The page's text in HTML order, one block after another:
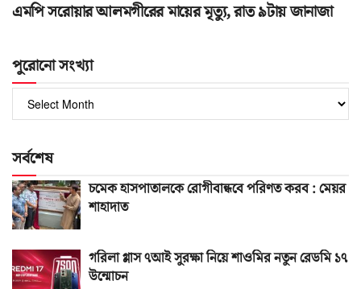
এমপি সরোয়ার আলমগীরের মায়ের মৃত্যু, রাত ৯টায় জানাজা
পুরোনো সংখ্যা
পুরোনো
সংখ্যা
সর্বশেষ
চমেক হাসপাতালকে রোগীবান্ধবে পরিণত করব : মেয়র
শাহাদাত
গরিলা গ্লাস ৭আই সুরক্ষা নিয়ে শাওমির নতুন রেডমি ১৭
উন্মোচন